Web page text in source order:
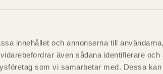
innehållet och annonserna till
även sådana identifierare och
som vi samarbetar med. Dessa